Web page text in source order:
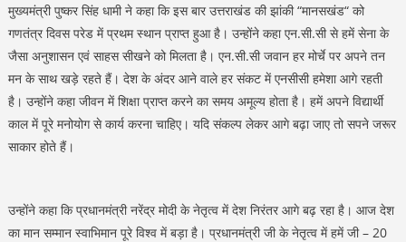
मुख्यमंत्री पुष्कर सिंह धामी ने कहा कि इस बार उत्तराखंड की झांकी “मानसखंड“ को
गणतंत्र दिवस परेड में प्रथम स्थान प्राप्त हुआ है। उन्होंने कहा एन.सी.सी से हमें सेना के
जैसा अनुशासन एवं साहस सीखने को मिलता है। एन.सी.सी जवान हर मोर्चे पर अपने तन
मन के साथ खड़े रहते हैं। देश के अंदर आने वाले हर संकट में एनसीसी हमेशा आगे रहती
है। उन्होंने कहा जीवन में शिक्षा प्राप्त करने का समय अमूल्य होता है। हमें अपने विद्यार्थी
काल में पूरे मनोयोग से कार्य करना चाहिए। यदि संकल्प लेकर आगे बढ़ा जाए तो सपने जरूर
साकार होते हैं।
उन्होंने कहा कि प्रधानमंत्री नरेंद्र मोदी के नेतृत्व में देश निरंतर आगे बढ़ रहा है। आज देश
का मान सम्मान स्वाभिमान पूरे विश्व में बड़ा है। प्रधानमंत्री जी के नेतृत्व में हमें जी – 20